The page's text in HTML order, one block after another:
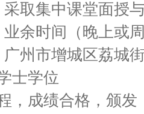
采取集中课堂面授
业余时间（晚上或
广州市增城区荔城
士学位
，成绩合格，颁